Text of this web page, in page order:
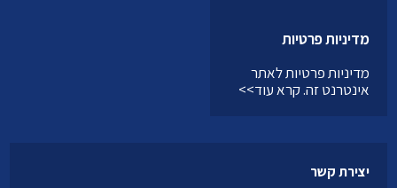
מדיניות פרטיות
מדיניות פרטיות לאתר
אינטרנט זה.קרא עוד>>
יצירת קשר